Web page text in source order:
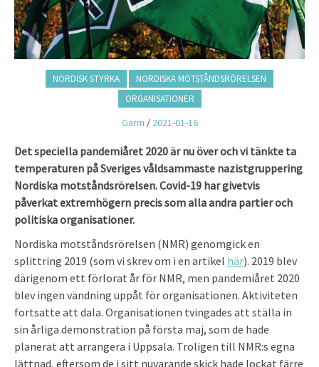
NORDISK STYRKA
NORDISKA MOTSTÅNDSRÖRELSEN
ORGANISATIONER
Garm / 2021-01-16
Det speciella pandemiåret 2020 är nu över och vi tänkte ta
temperaturen på Sveriges våldsammaste nazistgruppering
Nordiska motståndsrörelsen. Covid-19 har givetvis
påverkat extremhögern precis som alla andra partier och
politiska organisationer.
Nordiska motståndsrörelsen (NMR) genomgick en
splittring 2019 (som vi skrev om i en artikel här). 2019 blev
därigenom ett förlorat år för NMR, men pandemiåret 2020
blev ingen vändning uppåt för organisationen. Aktiviteten
fortsatte att dala. Organisationen tvingades att ställa in
sin årliga demonstration på första maj, som de hade
planerat att arrangera i Uppsala. Troligen till NMR:s egna
lättnad, eftersom de i sitt nuvarande skick hade lockat färre